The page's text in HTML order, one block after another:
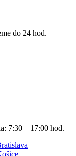
do 24 hod.
7:30 – 17:00 hod.